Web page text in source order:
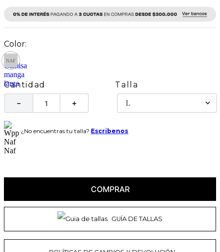
Cantidad
＋
－
Talla
L
¿No encuentras tu talla? Escribenos
COMPRAR
GUÍA DE TALLAS